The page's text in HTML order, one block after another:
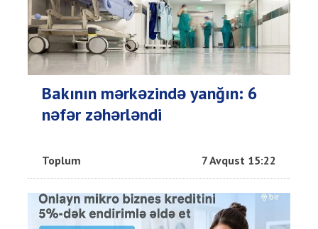
Bakının mərkəzində yanğın: 6
nəfər zəhərləndi
Toplum 7 Avqust 15:22